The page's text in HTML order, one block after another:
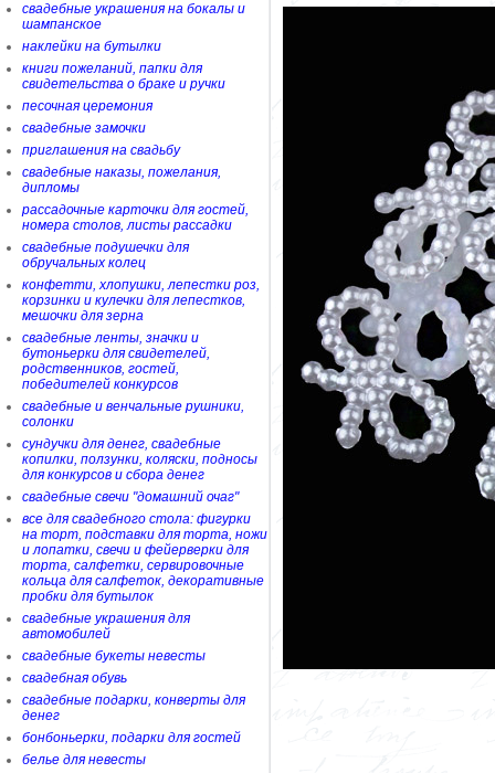
свадебные украшения на бокалы и
шампанское
наклейки на бутылки
книги пожеланий, папки для
свидетельства о браке и ручки
песочная церемония
свадебные замочки
приглашения на свадьбу
свадебные наказы, пожелания,
дипломы
рассадочные карточки для гостей,
номера столов, листы рассадки
свадебные подушечки для
обручальных колец
конфетти, хлопушки, лепестки роз,
корзинки и кулечки для лепестков,
мешочки для зерна
свадебные ленты, значки и
бутоньерки для свидетелей,
родственников, гостей,
победителей конкурсов
свадебные и венчальные рушники,
солонки
сундучки для денег, свадебные
копилки, ползунки, коляски, подносы
для конкурсов и сбора денег
свадебные свечи "домашний очаг"
все для свадебного стола: фигурки
на торт, подставки для торта, ножи
и лопатки, свечи и фейерверки для
торта, салфетки, сервировочные
кольца для салфеток, декоративные
пробки для бутылок
свадебные украшения для
автомобилей
свадебные букеты невесты
свадебная обувь
свадебные подарки, конверты для
денег
бонбоньерки, подарки для гостей
белье для невесты